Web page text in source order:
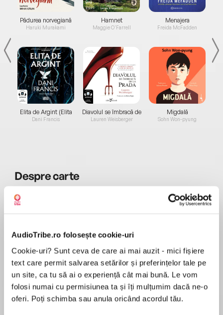
AudioTribe.ro folosește cookie-uri
Cookie-uri? Sunt ceva de care ai mai auzit - mici fișiere
text care permit salvarea setărilor și preferințelor tale pe
un site, ca tu să ai o experiență cât mai bună. Le vom
folosi numai cu permisiunea ta și îți mulțumim dacă ne-o
oferi. Poți schimba sau anula oricând acordul tău.
Pădurea norvegiană
Haruki Murakami
Elita de Argint (Elita
de...
Dani Francis
Hamnet
Maggie O'Farrell
Diavolul se îmbracă de
la...
Lauren Weisberger
Menajera
Freida McFadden
Migdală
Sohn Won-pyung
Desprecarte
Bestseller în SUA, cartea Kristinei este la fel ca
ea: te face să râzi imediat ce ți-ai șters lacrimile
să nu te mai iei atât de mult în serios și să-ți faci
viața așa cum simți că o meriți, dar, dincolo de
orice, să vezi partea bună în toate. E o carte
sinceră, cu multe dezvăluiri personale, multe
idei de conectare cu copiii (și cu soacra), o carte
scrisă de o femeie extraordinară, care te face să
te simți și tu la fel.
MAI MULT
Recenzii
Foarte interesanta. Merge la suflet.